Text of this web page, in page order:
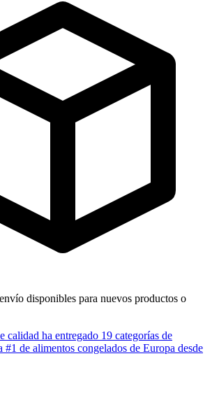
disponibles para nuevos productos o
calidad ha entregado 19 categorías de
#1 de alimentos congelados de Europa desde